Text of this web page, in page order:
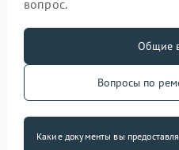
вопрос.
Общие
Вопросы по
Какие документы вы